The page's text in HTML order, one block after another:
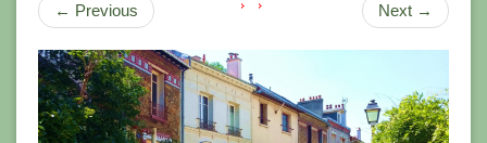
← Previous Next →